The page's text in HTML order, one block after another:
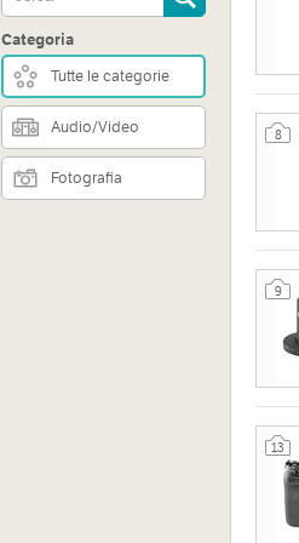
TO,
Sito
Categoria
Tutte le categorie
Audio/Video
Fotografia
8
9
13